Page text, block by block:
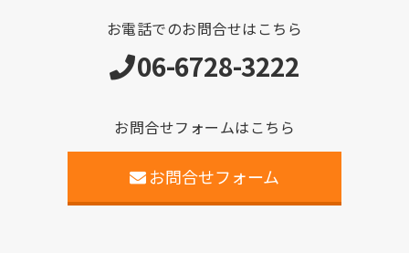
お電話でのお問合せはこちら
06-6728-3222
お問合せフォームはこちら
お問合せフォーム